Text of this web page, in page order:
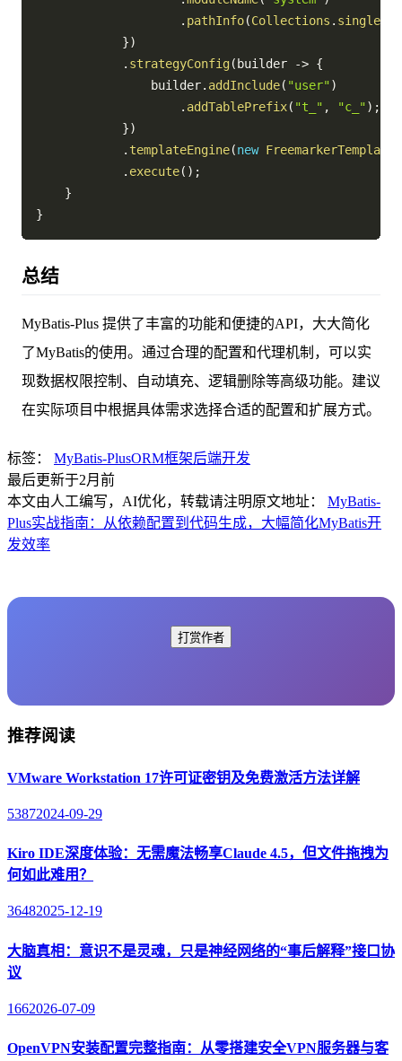
. pathInfo(Collections .
})
. strategyConfig( builder -> {
                builder
. addInclude( "user")
. addTablePrefix( "t_" , "c_") ;
})
. templateEngine(new
. execute( ) ;
}
}
总结
MyBatis-Plus 提供了丰富的功能和便捷的API，大大简化
了MyBatis的使用。通过合理的配置和代理机制，可以实
现数据权限控制、自动填充、逻辑删除等高级功能。建议
在实际项目中根据具体需求选择合适的配置和扩展方式。
标签： MyBatis-PlusORM框架后端开发
最后更新于2月前
本文由人工编写，AI优化，转载请注明原文地址： MyBatis-
Plus实战指南：从依赖配置到代码生成，大幅简化MyBatis开
发效率
打赏作者
推荐阅读
VMware Workstation 17许可证密钥及免费激活方法详解
53872024-09-29
Kiro IDE深度体验：无需魔法畅享Claude 4.5，但文件拖拽为
何如此难用？
36482025-12-19
大脑真相：意识不是灵魂，只是神经网络的“事后解释”接口协
议
1662026-07-09
OpenVPN安装配置完整指南：从零搭建安全VPN服务器与客